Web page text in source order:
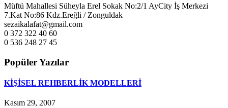
Müftü Mahallesi Süheyla Erel Sokak No:2/1 AyCity İş Merkezi
7.Kat No:86 Kdz.Ereğli / Zonguldak
sezaikalafat@gmail.com
0 372 322 40 60
0 536 248 27 45
Popüler Yazılar
KİŞİSEL REHBERLİK MODELLERİ
Kasım 29, 2007